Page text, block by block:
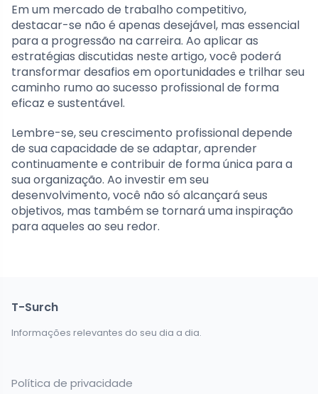
Em um mercado de trabalho competitivo,
destacar-se não é apenas desejável, mas essencial
para a progressão na carreira. Ao aplicar as
estratégias discutidas neste artigo, você poderá
transformar desafios em oportunidades e trilhar seu
caminho rumo ao sucesso profissional de forma
eficaz e sustentável.
Lembre-se, seu crescimento profissional depende
de sua capacidade de se adaptar, aprender
continuamente e contribuir de forma única para a
sua organização. Ao investir em seu
desenvolvimento, você não só alcançará seus
objetivos, mas também se tornará uma inspiração
para aqueles ao seu redor.
T-Surch
Informações relevantes do seu dia a dia.
Política de privacidade